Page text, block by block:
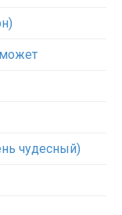
чудесный)